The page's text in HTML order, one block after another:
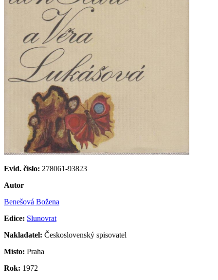
Evid. číslo: 278061-93823
Autor
Benešová Božena
Edice: Slunovrat
Nakladatel: Československý spisovatel
Místo: Praha
Rok: 1972